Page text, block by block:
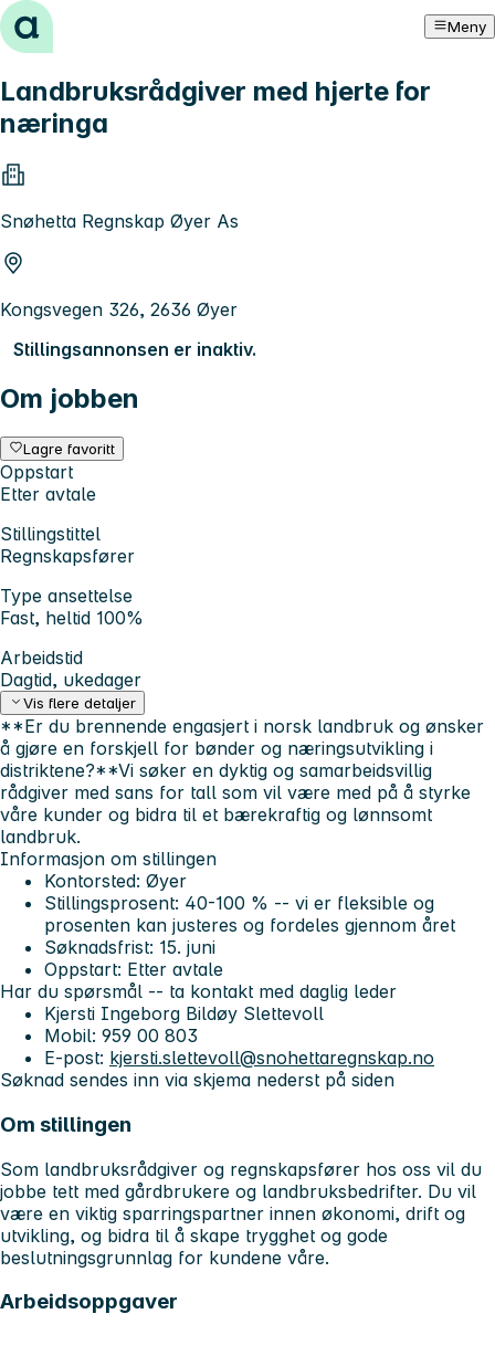
Hopp til innhold Meny
Landbruksrådgiver med hjerte for
næringa
Snøhetta Regnskap Øyer As
Kongsvegen 326, 2636 Øyer
Stillingsannonsen er inaktiv.
Om jobben
Lagre favoritt
Oppstart
Etter avtale
Stillingstittel
Regnskapsfører
Type ansettelse
Fast, heltid 100%
Arbeidstid
Dagtid, ukedager
Vis flere detaljer
**Er du brennende engasjert i norsk landbruk og ønsker
å gjøre en forskjell for bønder og næringsutvikling i
distriktene?**Vi søker en dyktig og samarbeidsvillig
rådgiver med sans for tall som vil være med på å styrke
våre kunder og bidra til et bærekraftig og lønnsomt
landbruk.
Informasjon om stillingen
Kontorsted: Øyer
Stillingsprosent: 40-100 % -- vi er fleksible og
prosenten kan justeres og fordeles gjennom året
Søknadsfrist: 15. juni
Oppstart: Etter avtale
Har du spørsmål -- ta kontakt med daglig leder
Kjersti Ingeborg Bildøy Slettevoll
Mobil: 959 00 803
E-post: kjersti.slettevoll@snohettaregnskap.no
Søknad sendes inn via skjema nederst på siden
Om stillingen
Som landbruksrådgiver og regnskapsfører hos oss vil du
jobbe tett med gårdbrukere og landbruksbedrifter. Du vil
være en viktig sparringspartner innen økonomi, drift og
utvikling, og bidra til å skape trygghet og gode
beslutningsgrunnlag for kundene våre.
Arbeidsoppgaver